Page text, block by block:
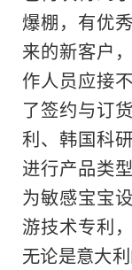
爆棚，有优
来的新客户
作人员应接
了签约与订
利、韩国科
进行产品类
为敏感宝宝
游技术专利
无论是意大